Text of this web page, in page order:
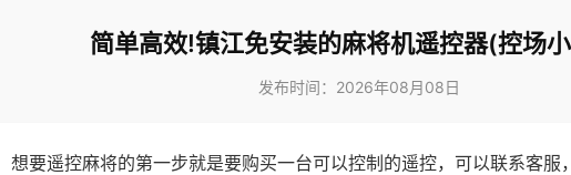
简单高效!镇江免安装的麻将机遥控器(控场
发布时间：2026年08月08日
想要遥控麻将的第一步就是要购买一台可以控制的遥控，可以联系客服